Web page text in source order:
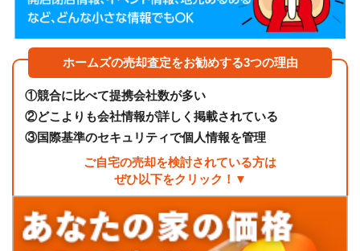
ホームズの売却査定をお勧めする3つの理由
①競合に比べて提携会社数が多い
②どこよりも会社情報が詳しく掲載されている
③国際基準のセキュリティで個人情報を管理
ご自宅の売却を検討されている方は
ぜひ以下をクリック！▼